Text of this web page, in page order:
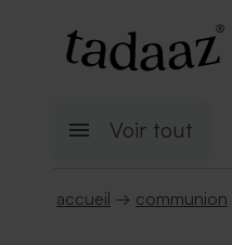
Voir tout
accueil → communion